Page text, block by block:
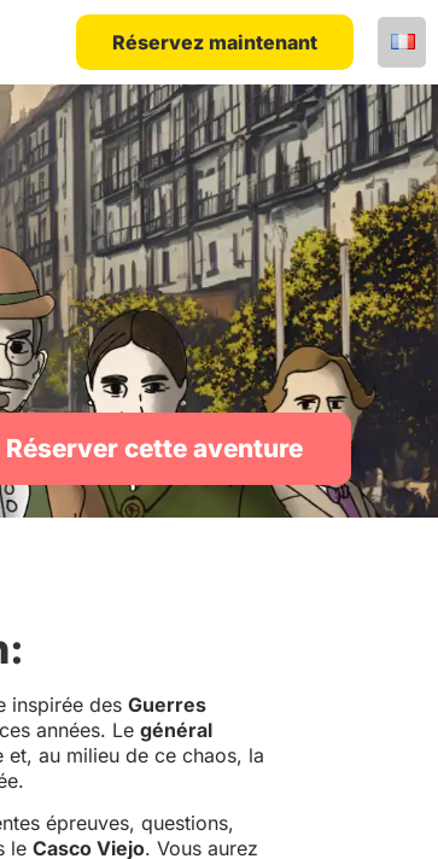
Réservez maintenant
Réserver cette aventure
inspirée des Guerres
années. Le général
au milieu de ce chaos, la
épreuves, questions,
le Casco Viejo. Vous aurez